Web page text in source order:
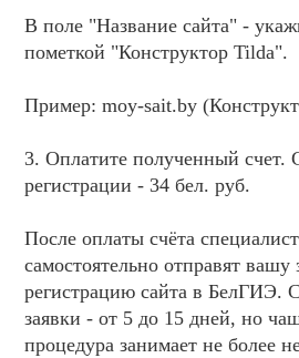
В поле "Название сайта" -
пометкой "Конструктор Tilda".
Пример: moy-sait.by
3. Оплатите полученный счет.
регистрации - 34 бел. руб.
После оплаты счёта
самостоятельно отправят вашу
регистрацию сайта в БелГИЭ.
заявки - от 5 до 15 дней, но
процедура занимает не более